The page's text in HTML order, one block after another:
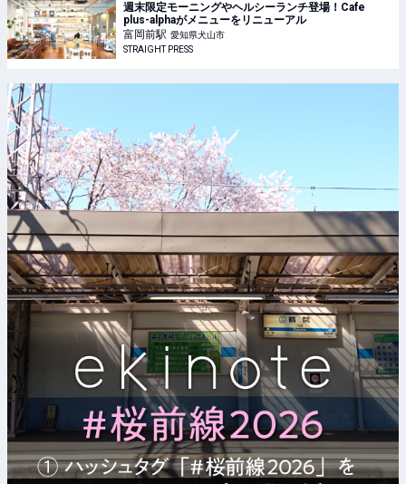
週末限定モーニングやヘルシーランチ登場！Cafe
plus-alphaがメニューをリニューアル
富岡前駅 愛知県犬山市
STRAIGHT PRESS